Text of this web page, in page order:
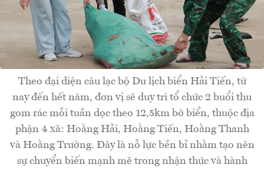
Theo đại diện câu lạc bộ Du lịch biển Hải Tiến, từ
nay đến hết năm, đơn vị sẽ duy trì tổ chức 2 buổi thu
gom rác mỗi tuần dọc theo 12,5km bờ biển, thuộc địa
phận 4 xã: Hoằng Hải, Hoằng Tiến, Hoằng Thanh
và Hoằng Trường. Đây là nỗ lực bền bỉ nhằm tạo nên
sự chuyển biến mạnh mẽ trong nhận thức và hành